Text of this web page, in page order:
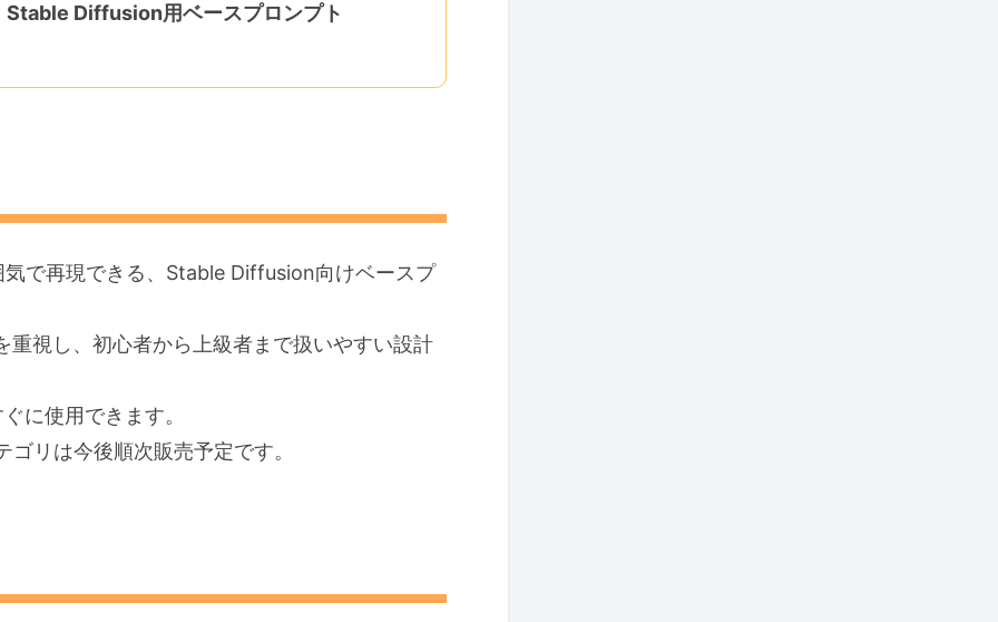
Stable Diffusion用ベースプロンプト
で再現できる、Stable Diffusion向けベースプ
視し、初心者から上級者まで扱いやすい設計
に使用できます。
リは今後順次販売予定です。